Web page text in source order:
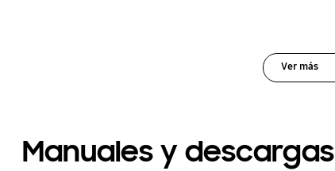
Ver más
Manuales y descargas